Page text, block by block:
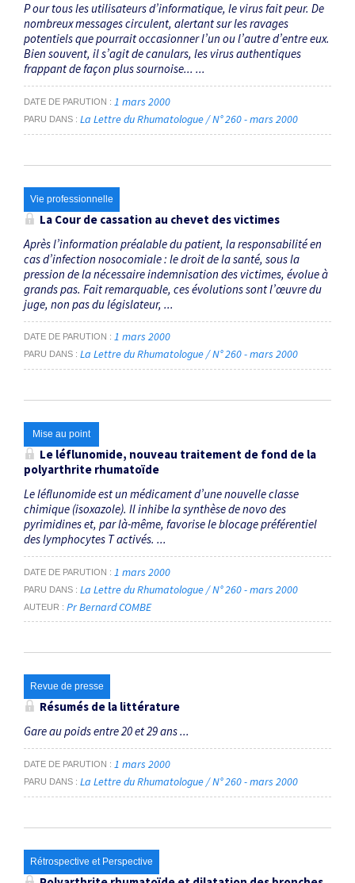
P our tous les utilisateurs d’informatique, le virus fait peur. De
nombreux messages circulent, alertant sur les ravages
potentiels que pourrait occasionner l’un ou l’autre d’entre eux.
Bien souvent, il s’agit de canulars, les virus authentiques
frappant de façon plus sournoise... ...
DATE DE PARUTION 1 mars 2000
PARU DANS La Lettre du Rhumatologue / N° 260 - mars 2000
Vie professionnelle
La Cour de cassation au chevet des victimes
Après l’information préalable du patient, la responsabilité en
cas d’infection nosocomiale : le droit de la santé, sous la
pression de la nécessaire indemnisation des victimes, évolue à
grands pas. Fait remarquable, ces évolutions sont l’œuvre du
juge, non pas du législateur, ...
DATE DE PARUTION 1 mars 2000
PARU DANS La Lettre du Rhumatologue / N° 260 - mars 2000
Mise au point
Le léflunomide, nouveau traitement de fond de la
polyarthrite rhumatoïde
Le léflunomide est un médicament d’une nouvelle classe
chimique (isoxazole). Il inhibe la synthèse de novo des
pyrimidines et, par là-même, favorise le blocage préférentiel
des lymphocytes T activés. ...
DATE DE PARUTION 1 mars 2000
PARU DANS La Lettre du Rhumatologue / N° 260 - mars 2000
AUTEUR Pr Bernard COMBE
Revue de presse
Résumés de la littérature
Gare au poids entre 20 et 29 ans ...
DATE DE PARUTION 1 mars 2000
PARU DANS La Lettre du Rhumatologue / N° 260 - mars 2000
Rétrospective et Perspective